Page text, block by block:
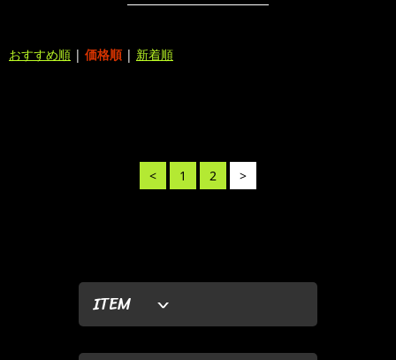
ITEM
おすすめ順 | 価格順 | 新着順
< 1 2 >